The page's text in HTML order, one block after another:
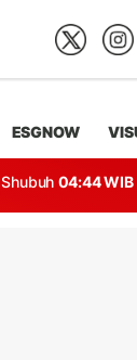
ESGNOW
Shubuh 04:44 WIB